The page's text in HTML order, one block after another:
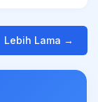
Lebih Lama →